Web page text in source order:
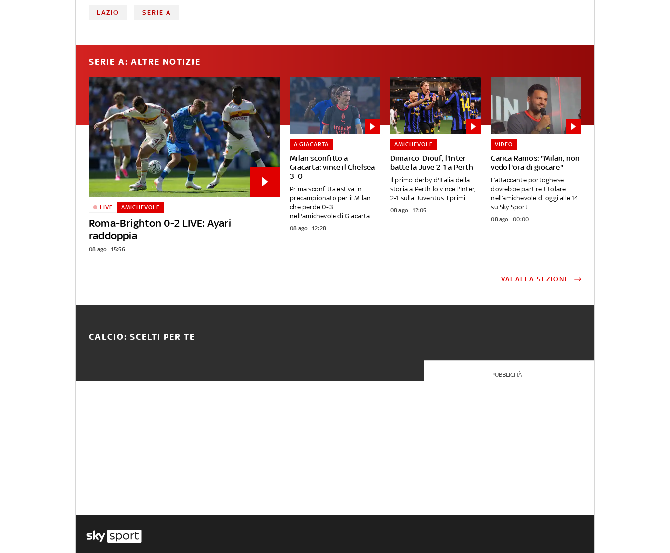
LAZIO SERIE A
SERIE A: ALTRE NOTIZIE
Roma-Brighton 0-2 LIVE: Ayari
raddoppia
LIVE AMICHEVOLE
08 ago - 15:56
Milan sconfitto a
Giacarta: vince il Chelsea
3-0
A GIACARTA
Prima sconfitta estiva in
precampionato per il Milan
che perde 0-3
nell'amichevole di Giacarta...
08 ago - 12:28
Dimarco-Diouf, l'Inter
batte la Juve 2-1 a Perth
AMICHEVOLE
Il primo derby d'Italia della
storia a Perth lo vince l'Inter,
2-1 sulla Juventus. I primi...
08 ago - 12:05
Carica Ramos: "Milan, non
vedo l'ora di giocare"
VIDEO
L’attaccante portoghese
dovrebbe partire titolare
nell’amichevole di oggi alle 14
su Sky Sport...
08 ago - 00:00
VAI ALLA SEZIONE
CALCIO: SCELTI PER TE
PUBBLICITÀ